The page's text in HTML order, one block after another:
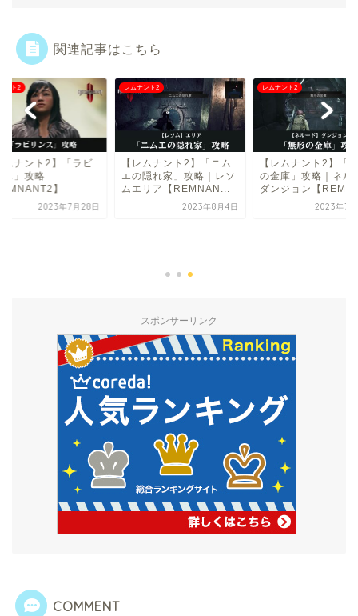
関連記事はこちら
ント2
ムナント2】「ラビ
ス」攻略
】
2023年7月28日
レムナント2
【レムナント2】「ニム
エの隠れ家」攻略｜レソ
ムエリア【REMNAN...
2023年8月4日
レムナント2
【レムナント2】「
の金庫」攻略｜ネル
ダンジョン【
2023年7
スポンサーリンク
COMMENT